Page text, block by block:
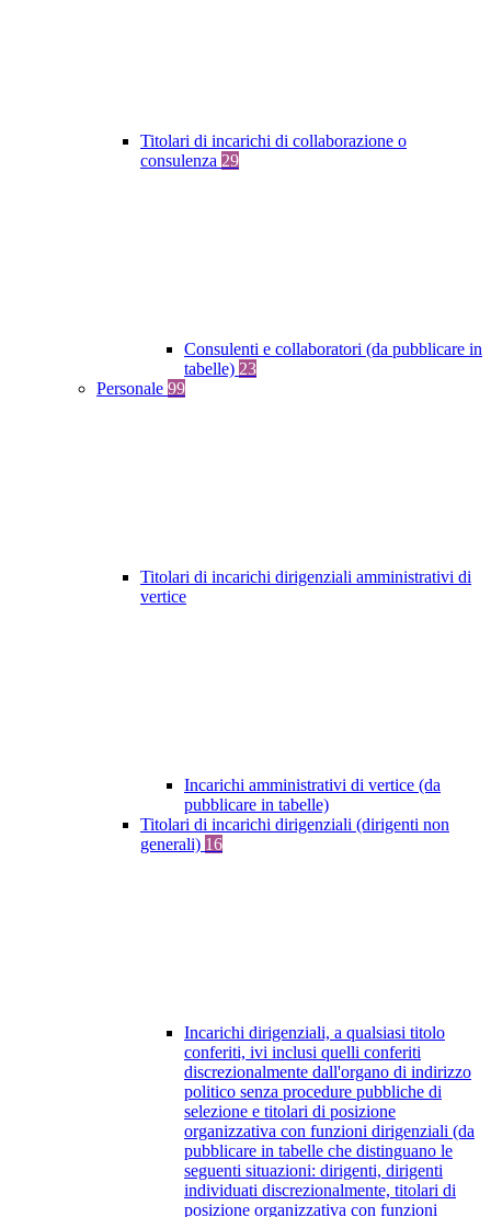
Titolari di incarichi di collaborazione o
consulenza 29
Consulenti e collaboratori (da pubblicare in
tabelle) 23
Personale 99
Titolari di incarichi dirigenziali amministrativi di
vertice
Incarichi amministrativi di vertice (da
pubblicare in tabelle)
Titolari di incarichi dirigenziali (dirigenti non
generali) 16
Incarichi dirigenziali, a qualsiasi titolo
conferiti, ivi inclusi quelli conferiti
discrezionalmente dall'organo di indirizzo
politico senza procedure pubbliche di
selezione e titolari di posizione
organizzativa con funzioni dirigenziali (da
pubblicare in tabelle che distinguano le
seguenti situazioni: dirigenti, dirigenti
individuati discrezionalmente, titolari di
posizione organizzativa con funzioni